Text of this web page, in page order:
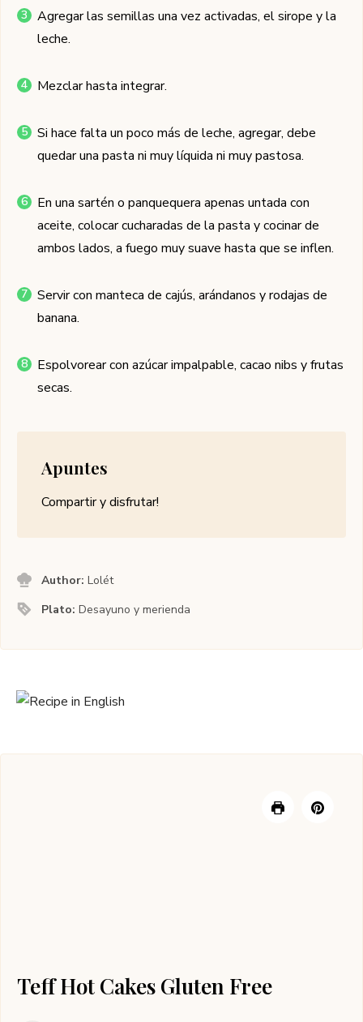
Agregar las semillas una vez activadas, el sirope y la
leche.
Mezclar hasta integrar.
Si hace falta un poco más de leche, agregar, debe
quedar una pasta ni muy líquida ni muy pastosa.
En una sartén o panquequera apenas untada con
aceite, colocar cucharadas de la pasta y cocinar de
ambos lados, a fuego muy suave hasta que se inflen.
Servir con manteca de cajús, arándanos y rodajas de
banana.
Espolvorear con azúcar impalpable, cacao nibs y frutas
secas.
Apuntes
Compartir y disfrutar!
Author:Lolét
Plato:Desayuno y merienda
Teff Hot Cakes Gluten Free